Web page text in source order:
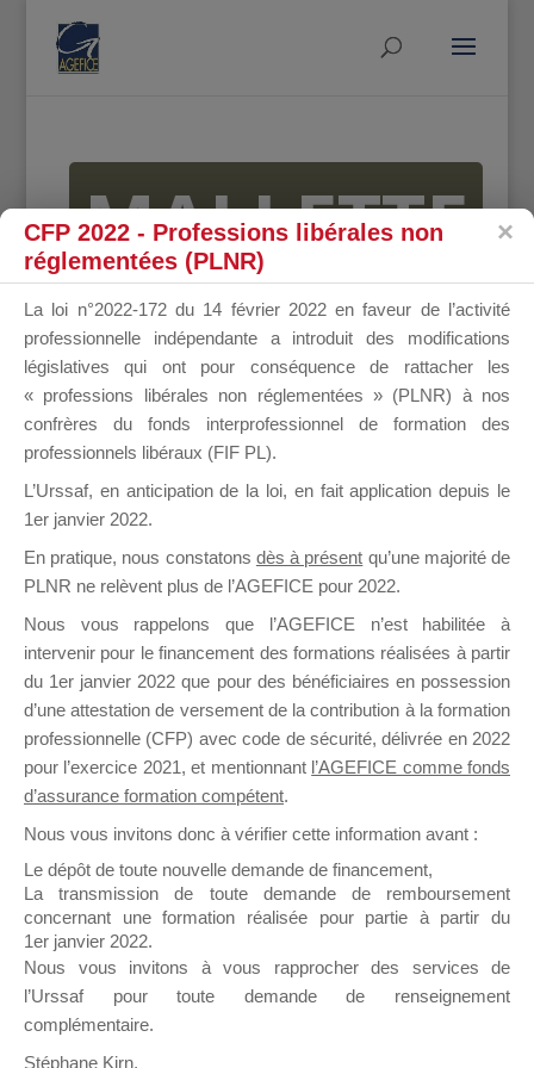
MALLETTE
DU
DIRIGEANT
il y a un mois
Ce groupe est destiné aux Organismes de
Formation qui souhaitent répondre à l’Appel à
Propositions Mallette du Dirigeant.
Ce groupe propose un forum dédié au support
sur lequel il est possible de laisser un message
ou poser une question.
NB : Il est nécessaire d’être
pouvoir rejoindre ce groupe
CFP 2022 - Professions libérales non
réglementées (PLNR)
La loi n°2022-172 du 14 février 2022 en faveur de l’activité
professionnelle indépendante a introduit des modifications
législatives qui ont pour conséquence de rattacher les
« professions libérales non réglementées » (PLNR) à nos
confrères du fonds interprofessionnel de formation des
professionnels libéraux (FIF PL).
L’Urssaf, en anticipation de la loi, en fait application depuis le
1er janvier 2022.
En pratique, nous constatons dès à présent qu’une majorité de
PLNR ne relèvent plus de l’AGEFICE pour 2022.
Nous vous rappelons que l’AGEFICE n’est habilitée à
intervenir pour le financement des formations réalisées à partir
du 1er janvier 2022 que pour des bénéficiaires en possession
d’une attestation de versement de la contribution à la formation
professionnelle (CFP) avec code de sécurité, délivrée en 2022
pour l’exercice 2021, et mentionnant l’AGEFICE comme fonds
d’assurance formation compétent.
Nous vous invitons donc à vérifier cette information avant :
Le dépôt de toute nouvelle demande de financement,
La transmission de toute demande de remboursement
concernant une formation réalisée pour partie à partir du
1er janvier 2022.
Nous vous invitons à vous rapprocher des services de
l’Urssaf pour toute demande de renseignement
complémentaire.
Stéphane Kirn,